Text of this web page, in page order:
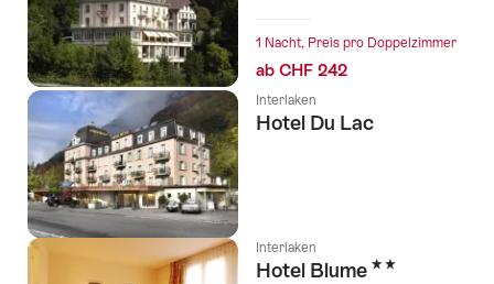
1 Nacht, Preis pro Doppelzimmer
ab CHF 242
Interlaken
Hotel Du Lac
Interlaken
Hotel Blume 2 Sterne